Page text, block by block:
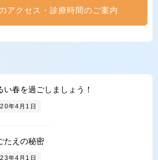
アクセス・診療時間のご案内
い春を過ごしましょう！
年4月1日
たえの秘密
年4月1日